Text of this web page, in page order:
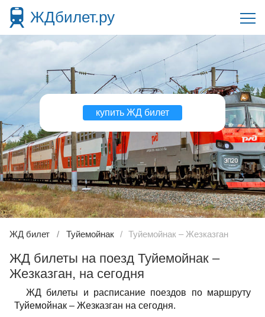
ЖДбилет.ру
купить ЖД билет
ЖД билет Туйемойнак Туйемойнак – Жезказган
ЖД билеты на поезд Туйемойнак –
Жезказган, на сегодня
ЖД билеты и расписание поездов по маршруту
Туйемойнак – Жезказган на сегодня.